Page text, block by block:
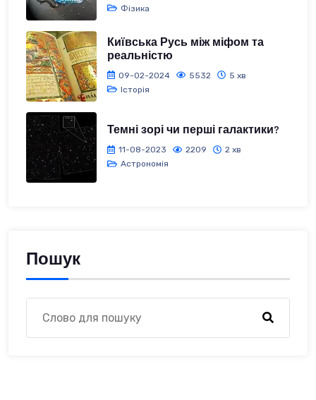
Фізика
Київська Русь між міфом та
реальністю
09-02-2024 5532
5 хв
Історія
Темні зорі чи перші галактики?
11-08-2023 2209
2 хв
Астрономія
Пошук